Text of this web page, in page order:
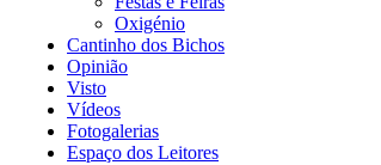
Oxigénio
Cantinho dos Bichos
Opinião
Visto
Vídeos
Fotogalerias
Espaço dos Leitores